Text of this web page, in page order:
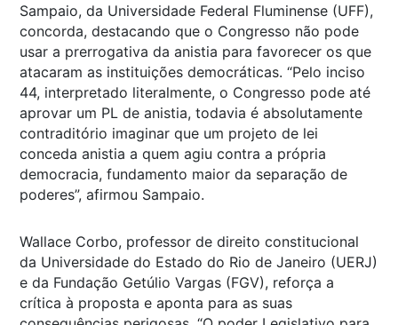
Sampaio, da Universidade Federal Fluminense (UFF),
concorda, destacando que o Congresso não pode
usar a prerrogativa da anistia para favorecer os que
atacaram as instituições democráticas. “Pelo inciso
44, interpretado literalmente, o Congresso pode até
aprovar um PL de anistia, todavia é absolutamente
contraditório imaginar que um projeto de lei
conceda anistia a quem agiu contra a própria
democracia, fundamento maior da separação de
poderes”, afirmou Sampaio.
Wallace Corbo, professor de direito constitucional
da Universidade do Estado do Rio de Janeiro (UERJ)
e da Fundação Getúlio Vargas (FGV), reforça a
crítica à proposta e aponta para as suas